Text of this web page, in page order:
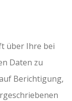
über Ihre bei
Daten zu
Berichtigung,